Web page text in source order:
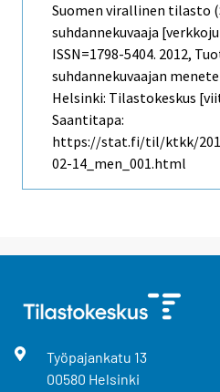
Suomen virallinen tilasto
suhdannekuvaaja
ISSN=1798-5404. 2012,
suhdannekuvaajan
Helsinki: Tilastokeskus
Saantitapa:
https://stat.fi/til/ktkk/
02-14_men_001.html
Työpajankatu 13
00580 Helsinki